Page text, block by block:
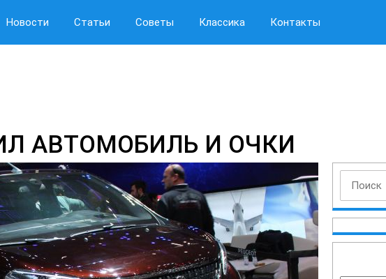
Новости Статьи Советы Классика Контакты
АВТОМОБИЛЬ И ОЧКИ